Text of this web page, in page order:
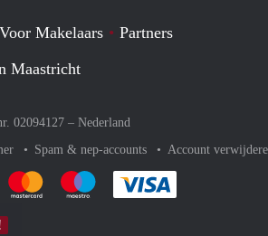
Voor Makelaars
Partners
Maastricht
02094127 – Nederland
Spam & nep-accounts Account
rekent gemakkelijk af met Paypal
Je rekent gemakkelijk af met Mastercard
Je rekent gemakkelijk af met